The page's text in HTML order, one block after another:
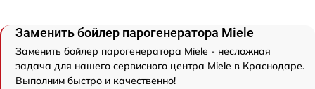
Заменить бойлер парогенератора Miele
Заменить бойлер парогенератора Miele - несложная
задача для нашего сервисного центра Miele в Краснодаре.
Выполним быстро и качественно!